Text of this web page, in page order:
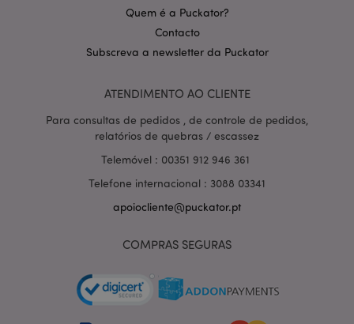
Quem é a Puckator?
Contacto
Subscreva a newsletter da Puckator
ATENDIMENTO AO CLIENTE
Para consultas de pedidos , de controle de pedidos,
relatórios de quebras / escassez
Telemóvel : 00351 912 946 361
Telefone internacional : 3088 03341
apoiocliente@puckator.pt
COMPRAS SEGURAS
mage-cache-storage-section-
invalidation
Adobe Inc.
PHPSESSID